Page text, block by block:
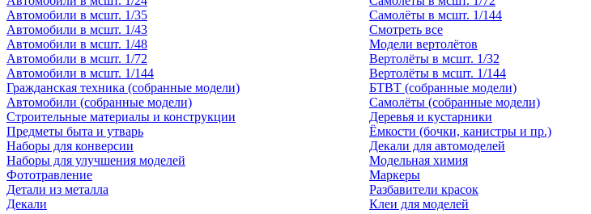
Автомобили в мсшт. 1/35
Автомобили в мсшт. 1/43
Автомобили в мсшт. 1/48
Автомобили в мсшт. 1/72
Автомобили в мсшт. 1/144
Самолёты в мсшт. 1/144
Смотреть все
Модели вертолётов
Вертолёты в мсшт. 1/32
Вертолёты в мсшт. 1/144
Гражданская техника (собранные модели)
Автомобили (собранные модели)
БТВТ (собранные модели)
Самолёты (собранные модели)
Строительные материалы и конструкции
Предметы быта и утварь
Деревья и кустарники
Ёмкости (бочки, канистры и пр.)
Наборы для конверсии
Наборы для улучшения моделей
Фототравление
Детали из металла
Декали
Декали для автомоделей
Модельная химия
Маркеры
Разбавители красок
Клеи для моделей